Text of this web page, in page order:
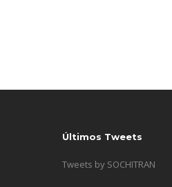
Últimos Tweets
Tweets by SOCHITRAN